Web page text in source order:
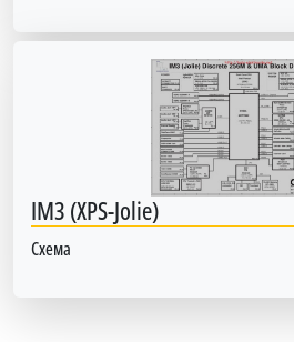
IM3 (XPS-Jolie)
Схема